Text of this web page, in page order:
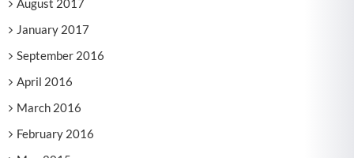
August 2017
January 2017
September 2016
April 2016
March 2016
February 2016